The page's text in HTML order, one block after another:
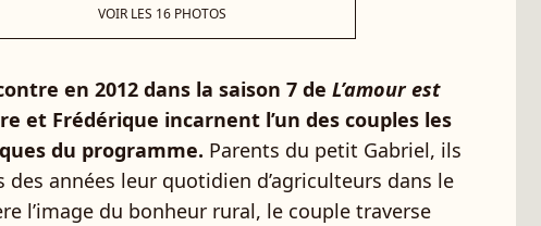
VOIR LES 16 PHOTOS
en 2012 dans la saison 7 de L’amour est
et Frédérique incarnent l’un des couples les
du programme. Parents du petit Gabriel, ils
années leur quotidien d’agriculteurs dans le
l’image du bonheur rural, le couple traverse